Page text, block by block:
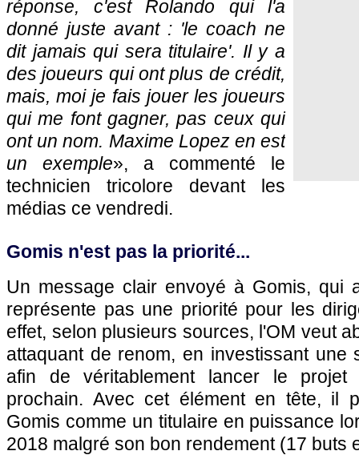
réponse, c'est Rolando qui l'a
donné juste avant : 'le coach ne
dit jamais qui sera titulaire'. Il y a
des joueurs qui ont plus de crédit,
mais, moi je fais jouer les joueurs
qui me font gagner, pas ceux qui
ont un nom. Maxime Lopez en est
un exemple», a commenté le
technicien tricolore devant les
médias ce vendredi.
Gomis n'est pas la priorité...
Un message clair envoyé à Gomis, qui
représente pas une priorité pour les
effet, selon plusieurs sources, l'OM veut
attaquant de renom, en investissant une
afin de véritablement lancer le projet
prochain. Avec cet élément en tête, il
Gomis comme un titulaire en puissance
2018 malgré son bon rendement (17 buts